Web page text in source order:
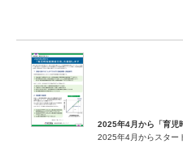
2025年4月から「育児
2025年4月からスター